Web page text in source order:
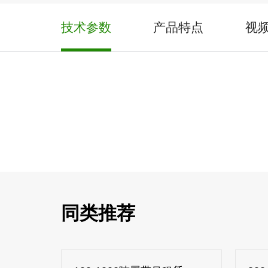
技术参数 产品特点 视
同类推荐